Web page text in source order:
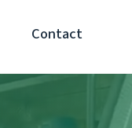
Contact